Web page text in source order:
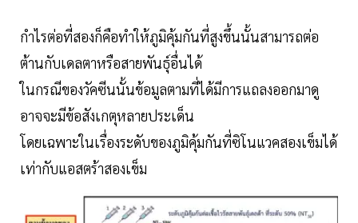
กำไรต่อที่สองก็คือทำให้ภูมิคุ้มกันที่สูงขึ้นนั้นสามารถต่อ
ต้านกับเดลตาหรือสายพันธุ์อื่นได้
ในกรณีของวัคซีนนั้นข้อมูลตามที่ได้มีการแถลงออกมาดู
อาจจะมีข้อสังเกตุหลายประเด็น
โดยเฉพาะในเรื่องระดับของภูมิคุ้มกันที่ซิโนแวคสองเข็มได้
เท่ากับแอสตร้าสองเข็ม